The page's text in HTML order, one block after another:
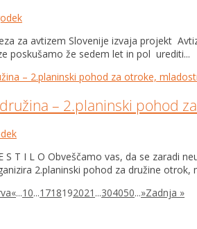
za avtizem Slovenije izvaja projekt
poskušamo že sedem let in pol urediti...
– 2.planinski pohod
S T I L O Obveščamo vas, da se zaradi
2.planinski pohod za družine otrok,
«...10...1718192021 ...304050...»Zadnja »